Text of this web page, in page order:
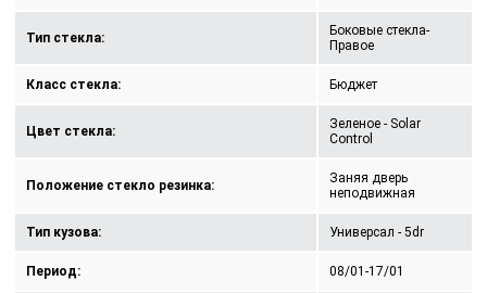
Тип стекла:
Боковые стекла-
Правое
Класс стекла: Бюджет
Цвет стекла:
Зеленое - Solar
Control
Положение стекло резинка:
Заняя дверь
неподвижная
Тип кузова: Универсал - 5dr
Период: 08/01-17/01